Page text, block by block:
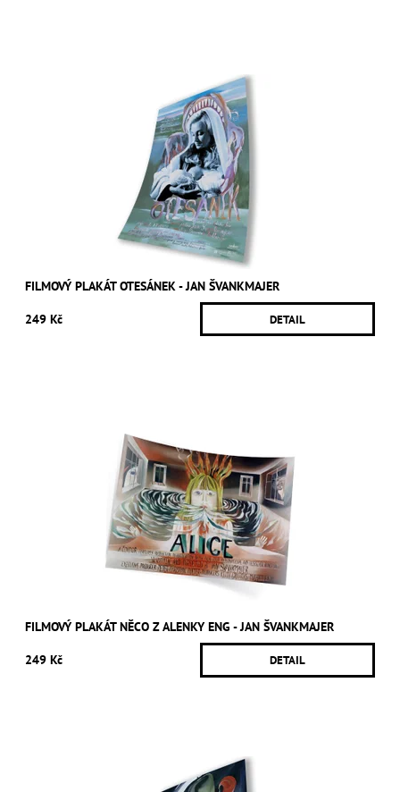
FILMOVÝ PLAKÁT OTESÁNEK - JAN ŠVANKMAJER
249 Kč DETAIL
FILMOVÝ PLAKÁT NĚCO Z ALENKY ENG - JAN ŠVANKMAJER
249 Kč DETAIL